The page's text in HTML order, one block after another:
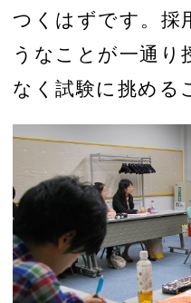
つくはずです。採
うなことが一通り
なく試験に挑める